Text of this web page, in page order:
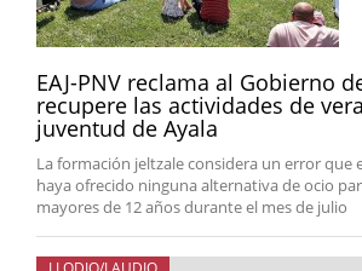
EAJ-PNV reclama al Gobierno
recupere las actividades de
juventud de Ayala
La formación jeltzale considera un error que
haya ofrecido ninguna alternativa de ocio
mayores de 12 años durante el mes de julio